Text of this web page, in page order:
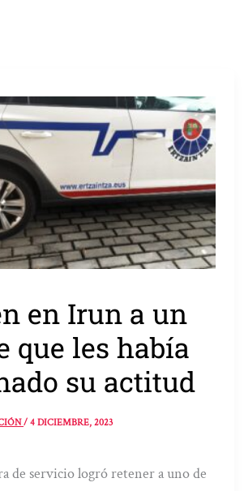
en Irun a un
que les había
su actitud
/4 DICIEMBRE, 2023
de servicio logró retener a uno de